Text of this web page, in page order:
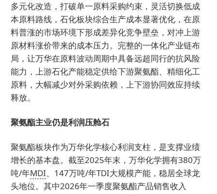
多元化改造，打破单一原料采购约束，灵活切换低成
本原料路线，石化板块综合生产成本显著优化，在原
料普涨的市场环境下形成差异化竞争壁垒，对冲上游
原材料涨价带来的成本压力。完整的一体化产业链布
局，让万华在原料波动周期中具备远超同行的抗风险
能力，上游石化产能稳定供给下游聚氨酯、精细化工
原料，大幅减少对外采购依赖，上下游协同效应持续
释放。
聚氨酯主业仍是利润压舱石
聚氨酯板块作为万华化学核心利润支柱，是支撑业绩
增长的基本盘。截至2025年末，万华化学拥有380万
吨/年MDI、147万吨/年TDI大规模产能，稳居全球龙
头地位。其中2026年一季度聚氨酯产品销售收入